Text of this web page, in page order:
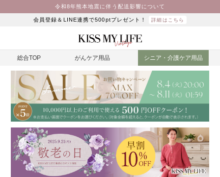
令和8年熊本地震に伴う配送影響について
会員登録＆LINE連携で500ptプレゼント！ 詳細はこちら
総合TOP がんケア用品 シニア・介護ケア用品